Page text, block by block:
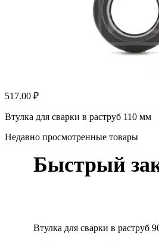
517.00 ₽
Втулка для сварки в раструб 110 мм
Недавно просмотренные товары
Быстрый
Втулка для сварки в раструб